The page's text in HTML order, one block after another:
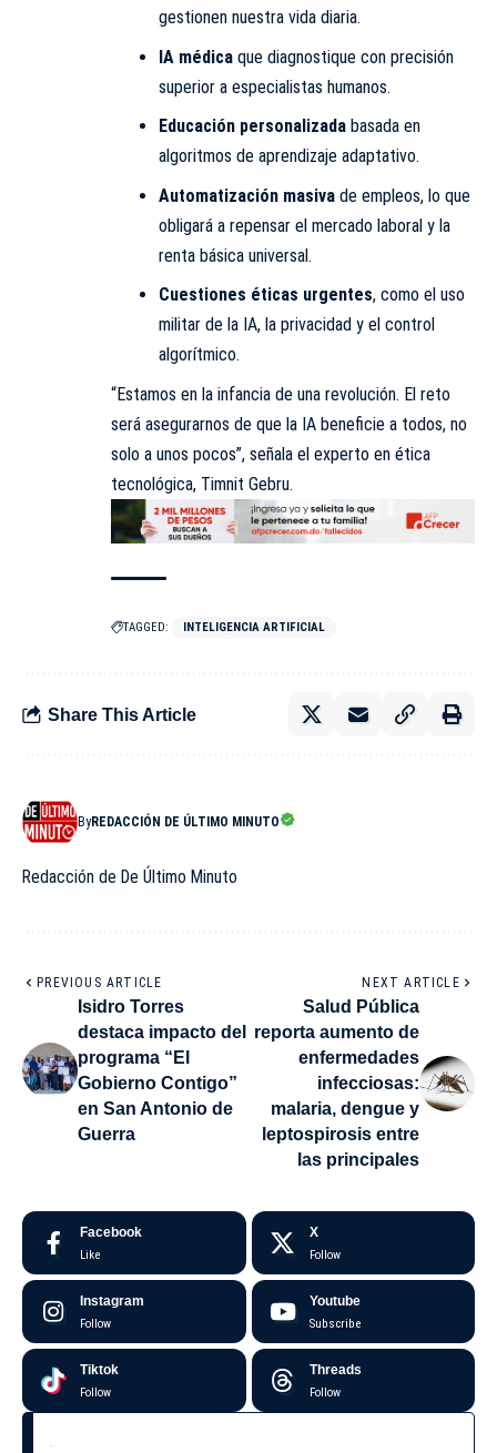
gestionen nuestra vida diaria.
IA médicaque diagnostique con precisión
superior a especialistas humanos.
Educación personalizadabasada en
algoritmos de aprendizaje adaptativo.
Automatización masivade empleos, lo que
obligará a repensar el mercado laboral y la
renta básica universal.
Cuestiones éticas urgentes, como el uso
militar de la IA, la privacidad y el control
algorítmico.
“Estamos en la infancia de una revolución. El reto
será asegurarnos de que la IA beneficie a todos, no
solo a unos pocos”, señala el experto en ética
tecnológica, Timnit Gebru.
TAGGED: INTELIGENCIA ARTIFICIAL
Share This Article
ByREDACCIÓN DE ÚLTIMO MINUTO
Redacción de De Último Minuto
PREVIOUS ARTICLE
Isidro Torres
destaca impacto del
programa “El
Gobierno Contigo”
en San Antonio de
Guerra
NEXT ARTICLE
Salud Pública
reporta aumento de
enfermedades
infecciosas:
malaria, dengue y
leptospirosis entre
las principales
Facebook
Like
X
Follow
Instagram
Follow
Youtube
Subscribe
Tiktok
Follow
Threads
Follow